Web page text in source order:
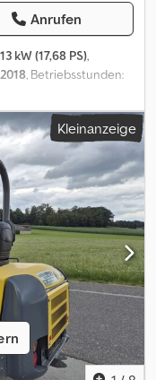
Anrufen
13 kW (17,68 PS),
2018, Betriebsstunden:
Raupe Zylinderzahl:
ja Technischer
Zustand: gut
Kleinanzeige